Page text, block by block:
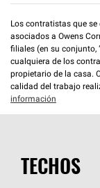
Los contratistas que
asociados a Owens
filiales (en su conjunto,
cualquiera de los
propietario de la casa.
calidad del trabajo
información
TECHOS